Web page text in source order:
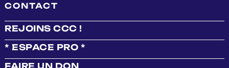
CONTACT
REJOINS CCC !
* ESPACE PRO *
FAIRE UN DON